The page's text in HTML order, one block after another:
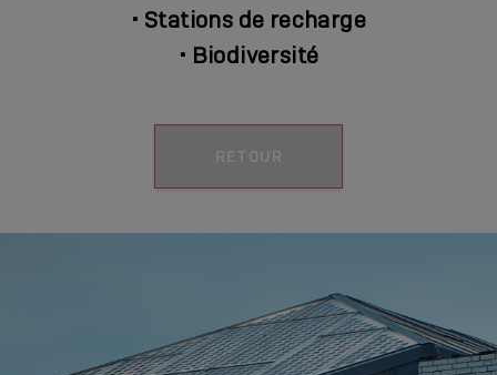
• Stations de recharge
• Biodiversité
RETOUR